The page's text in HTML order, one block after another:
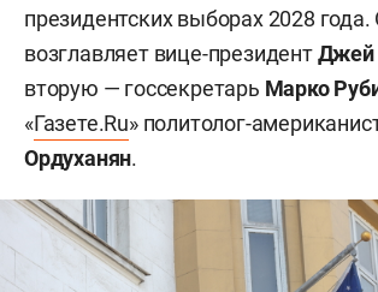
президентских выборах 2028 года.
возглавляет вице-президентДжей
вторую — госсекретарь Марко
«Газете.Ru» политолог-
Ордуханян.